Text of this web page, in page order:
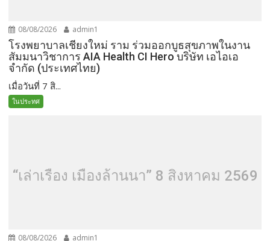
08/08/2026 admin1
โรงพยาบาลเชียงใหม่ ราม ร่วมออกบูธสุขภาพในงาน
สัมมนาวิชาการ AIA Health CI Hero บริษัท เอไอเอ
จำกัด (ประเทศไทย)
เมื่อวันที่ 7 สิ...
ในประทศ
“เล่าเรื่อง เมืองล้านนา” 8 สิงหาคม 2569
08/08/2026 admin1